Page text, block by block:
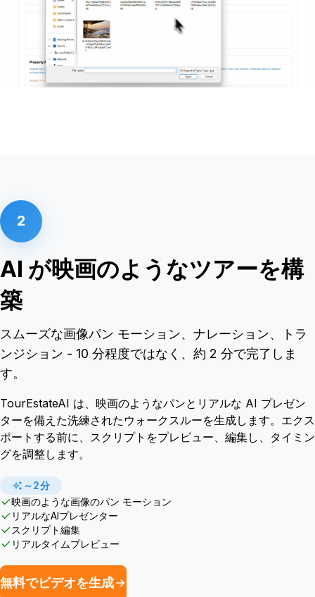
2
AI が映画のようなツアーを構
築
スムーズな画像パン モーション、ナレーション、トラ
ンジション - 10 分程度ではなく、約 2 分で完了しま
す。
TourEstateAI は、映画のようなパンとリアルな AI プレゼン
ターを備えた洗練されたウォークスルーを生成します。エクス
ポートする前に、スクリプトをプレビュー、編集し、タイミン
グを調整します。
～2分
映画のような画像のパン モーション
リアルなAIプレゼンター
スクリプト編集
リアルタイムプレビュー
無料でビデオを生成